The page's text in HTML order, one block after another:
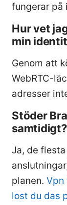
fungerar på
Hur vet
min
Genom att
WebRTC-
adresser
Stöder
samtidigt?
Ja, de
planen. Vpn
lost du das